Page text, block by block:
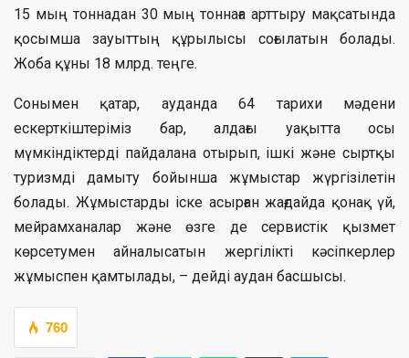
15 мың тоннадан 30 мың тоннаға арттыру мақсатында
қосымша зауыттың құрылысы соғылатын болады.
Жоба құны 18 млрд. теңге.
Сонымен қатар, ауданда 64 тарихи мәдени
ескерткіштеріміз бар, алдағы уақытта осы
мүмкіндіктерді пайдалана отырып, ішкі және сыртқы
туризмді дамыту бойынша жұмыстар жүргізілетін
болады. Жұмыстарды іске асырған жағдайда қонақ үй,
мейрамханалар және өзге де сервистік қызмет
көрсетумен айналысатын жергілікті кәсіпкерлер
жұмыспен қамтылады, – дейді аудан басшысы.
760